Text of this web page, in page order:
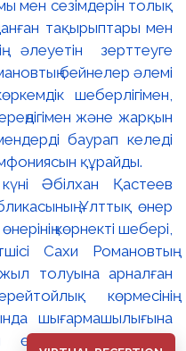
Әбілхан Қастеев
Ұлттық өнер
көрнекті шебері,
Сахи Романовтың
толуына арналған
көрмесінің
шығармашылығына
өтті. 🔹Қазақстан